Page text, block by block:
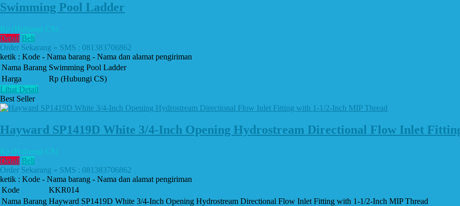
Swimming Pool Ladder
Rp (Hubungi CS)
Detail Beli
Order Sekarang » SMS : 081383706862
ketik : Kode - Nama barang - Nama dan alamat pengiriman
Nama Barang Swimming Pool Ladder
Harga
Rp (Hubungi CS)
Lihat Detail
Best Seller
Hayward SP1419D White 3/4-Inch Opening Hydrostream Directional Flow Inlet
Rp (Hubungi CS)
Detail Beli
Order Sekarang » SMS : 081383706862
ketik : Kode - Nama barang - Nama dan alamat pengiriman
Kode
KKR014
Nama Barang Hayward SP1419D White 3/4-Inch Opening Hydrostream Directional Flow Inlet Fitting with 1-1/2-Inch MIP Thread